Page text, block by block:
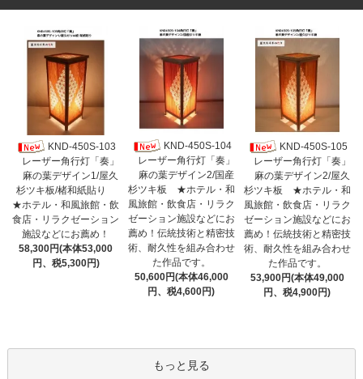
KND-450S-103
レーザー角行灯「奏」
麻の葉デザイン1/屋久
杉ツキ板/楮和紙貼り
★ホテル・和風旅館・飲
食店・リラクゼーション
施設などにお薦め！
58,300円(本体53,000
円、税5,300円)
KND-450S-104
レーザー角行灯「奏」
麻の葉デザイン2/国産
杉ツキ板 ★ホテル・和
風旅館・飲食店・リラク
ゼーション施設などにお
薦め！伝統技術と精密技
術、耐久性を組み合わせ
た作品です。
50,600円(本体46,000
円、税4,600円)
KND-450S-105
レーザー角行灯「奏」
麻の葉デザイン2/屋久
杉ツキ板 ★ホテル・和
風旅館・飲食店・リラク
ゼーション施設などにお
薦め！伝統技術と精密技
術、耐久性を組み合わせ
た作品です。
53,900円(本体49,000
円、税4,900円)
もっと見る